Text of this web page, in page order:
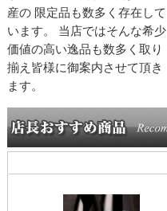
産の 限定品も数多く存在して
います。 当店ではそんな希少
価値の高い逸品も数多く取り
揃え皆様に御案内させて頂き
ます。